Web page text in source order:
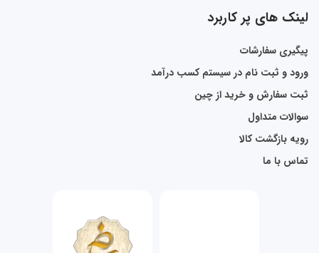
لینک های پر کاربرد
پیگیری سفارشات
ورود و ثبت نام در سیستم کسب درآمد
ثبت سفارش و خرید از چین
سوالات متداول
رویه بازگشت کالا
تماس با ما